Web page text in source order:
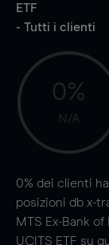
ETF
- Tutti i clienti
0%
N/A
0% dei clienti
posizioni db x-
MTS Ex-Bank of
UCITS ETF su